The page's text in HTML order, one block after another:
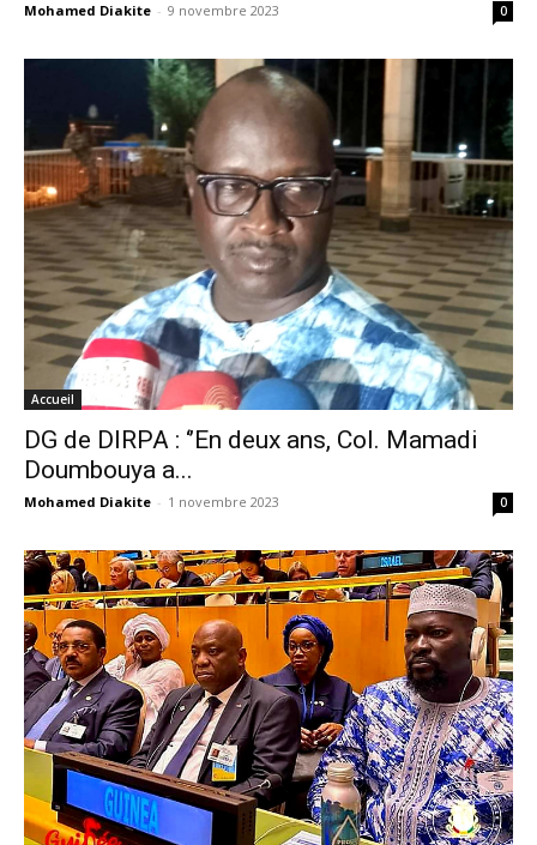
Mohamed Diakite - 9 novembre 2023 0
Accueil
DG de DIRPA : ‘’En deux ans, Col. Mamadi
Doumbouya a...
Mohamed Diakite - 1 novembre 2023 0